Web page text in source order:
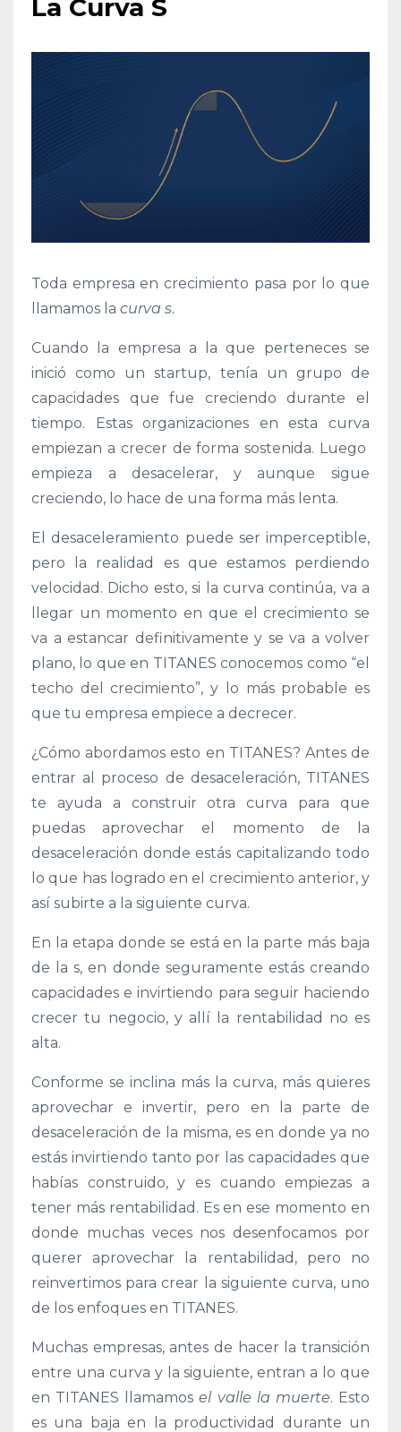
La Curva S
Toda empresa en crecimiento pasa por lo que
llamamos la curva s.
Cuando la empresa a la que perteneces se
inició como un startup, tenía un grupo de
capacidades que fue creciendo durante el
tiempo. Estas organizaciones en esta curva
empiezan a crecer de forma sostenida. Luego
empieza a desacelerar, y aunque sigue
creciendo, lo hace de una forma más lenta.
El desaceleramiento puede ser imperceptible,
pero la realidad es que estamos perdiendo
velocidad. Dicho esto, si la curva continúa, va a
llegar un momento en que el crecimiento se
va a estancar definitivamente y se va a volver
plano, lo que en TITANES conocemos como “el
techo del crecimiento”, y lo más probable es
que tu empresa empiece a decrecer.
¿Cómo abordamos esto en TITANES? Antes de
entrar al proceso de desaceleración, TITANES
te ayuda a construir otra curva para que
puedas aprovechar el momento de la
desaceleración donde estás capitalizando todo
lo que has logrado en el crecimiento anterior, y
así subirte a la siguiente curva.
En la etapa donde se está en la parte más baja
de la s, en donde seguramente estás creando
capacidades e invirtiendo para seguir haciendo
crecer tu negocio, y allí la rentabilidad no es
alta.
Conforme se inclina más la curva, más quieres
aprovechar e invertir, pero en la parte de
desaceleración de la misma, es en donde ya no
estás invirtiendo tanto por las capacidades que
habías construido, y es cuando empiezas a
tener más rentabilidad. Es en ese momento en
donde muchas veces nos desenfocamos por
querer aprovechar la rentabilidad, pero no
reinvertimos para crear la siguiente curva, uno
de los enfoques en TITANES.
Muchas empresas, antes de hacer la transición
entre una curva y la siguiente, entran a lo que
en TITANES llamamosel valle la muerte. Esto
es una baja en la productividad durante un